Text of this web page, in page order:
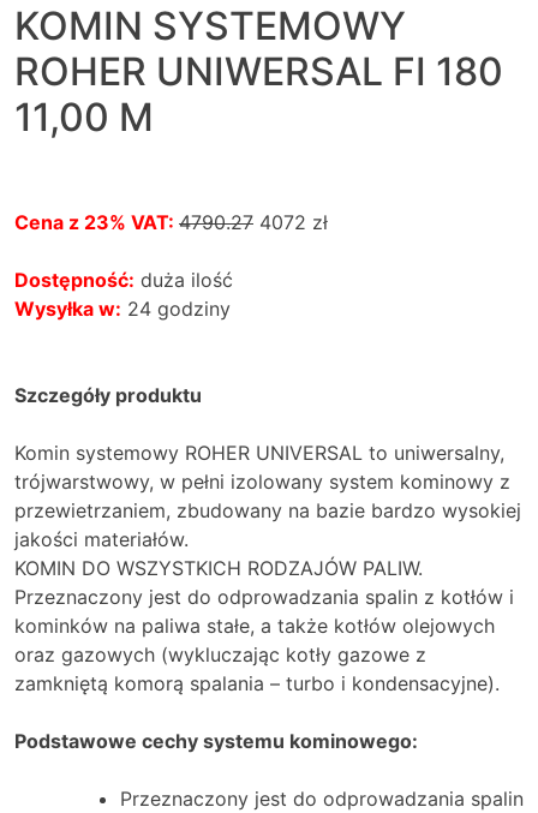
KOMIN SYSTEMOWY
ROHER UNIWERSAL FI 180
11,00 M
Cena z 23% VAT: 4790.27 4072 zł
Dostępność: duża ilość
Wysyłka w: 24 godziny
Szczegóły produktu
Komin systemowy ROHER UNIVERSAL to uniwersalny,
trójwarstwowy, w pełni izolowany system kominowy z
przewietrzaniem, zbudowany na bazie bardzo wysokiej
jakości materiałów.
KOMIN DO WSZYSTKICH RODZAJÓW PALIW.
Przeznaczony jest do odprowadzania spalin z kotłów i
kominków na paliwa stałe, a także kotłów olejowych
oraz gazowych (wykluczając kotły gazowe z
zamkniętą komorą spalania – turbo i kondensacyjne).
Podstawowe cechy systemu kominowego:
Przeznaczony jest do odprowadzania spalin